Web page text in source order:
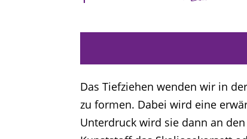
Das Tiefziehen wenden wir in
zu formen. Dabei wird eine
Unterdruck wird sie dann an